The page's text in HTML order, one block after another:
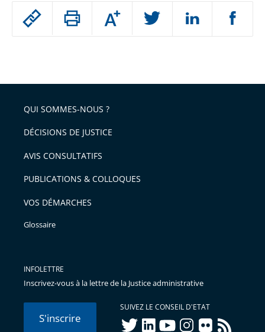
Passer
arriver
après
Augmenter
ou
l'article
pour
avant
QUI SOMMES-NOUS ?
DÉCISIONS DE JUSTICE
AVIS CONSULTATIFS
PUBLICATIONS & COLLOQUES
VOS DÉMARCHES
Glossaire
INFOLETTRE
Inscrivez-vous à la lettre de la Justice administrative
S'inscrire
SUIVEZ LE CONSEIL D'ETAT
twitterlinkedInyoutubeinstagram
flickr rss